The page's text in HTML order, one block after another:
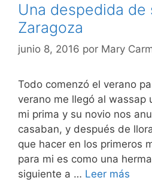
Una despedida de
Zaragoza
junio 8, 2016 por Mary
Todo comenzó el verano
verano me llegó al wassap
mi prima y su novio nos
casaban, y después de
que hacer en los primeros
para mi es como una
siguiente a … Leer más